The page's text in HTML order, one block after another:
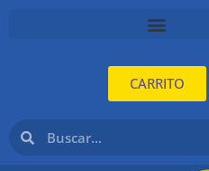
CARRITO